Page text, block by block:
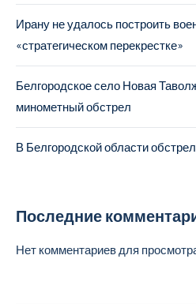
Ирану не удалось построить
«стратегическом перекрестке»
Белгородское село Новая
минометный обстрел
В Белгородской области
Последние
Нет комментариев для